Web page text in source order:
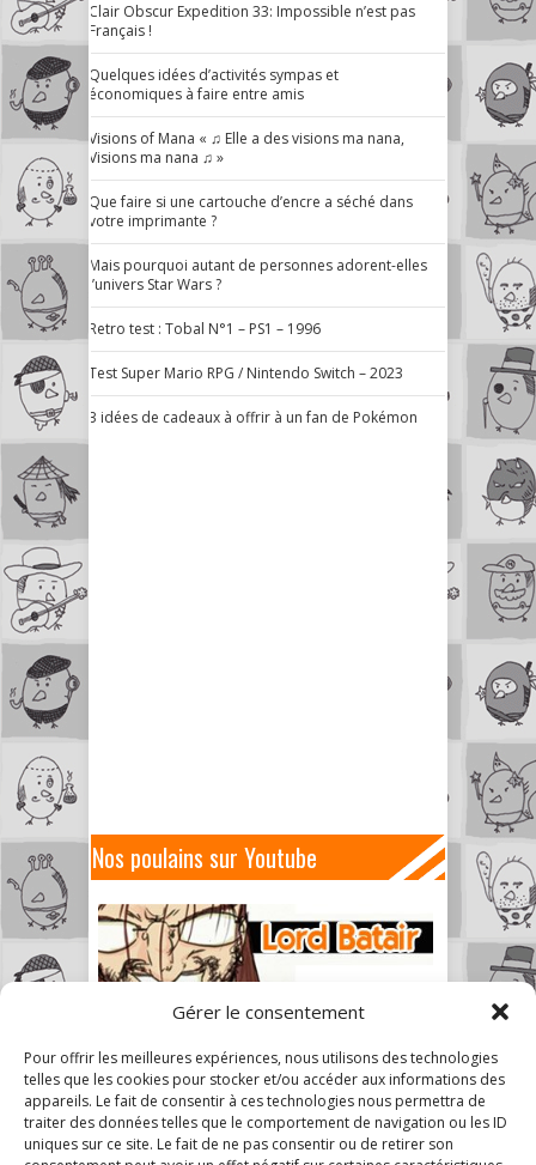
Gérer le consentement
Pour offrir les meilleures expériences, nous utilisons des technologies
telles que les cookies pour stocker et/ou accéder aux informations des
appareils. Le fait de consentir à ces technologies nous permettra de
traiter des données telles que le comportement de navigation ou les ID
uniques sur ce site. Le fait de ne pas consentir ou de retirer son
Clair Obscur Expedition 33: Impossible n’est pas
Français !
Quelques idées d’activités sympas et
économiques à faire entre amis
Visions of Mana « ♫ Elle a des visions ma nana,
Visions ma nana ♫ »
Que faire si une cartouche d’encre a séché dans
votre imprimante ?
Mais pourquoi autant de personnes adorent-elles
l’univers Star Wars ?
Retro test : Tobal N°1 – PS1 – 1996
Test Super Mario RPG / Nintendo Switch – 2023
3 idées de cadeaux à offrir à un fan de Pokémon
Nos poulains sur Youtube